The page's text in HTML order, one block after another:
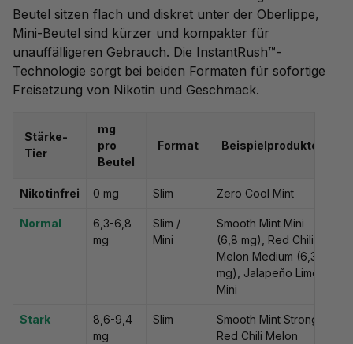
Beutel sitzen flach und diskret unter der Oberlippe,
Mini-Beutel sind kürzer und kompakter für
unauffälligeren Gebrauch. Die InstantRush™-
Technologie sorgt bei beiden Formaten für sofortige
Freisetzung von Nikotin und Geschmack.
Stärke-
Tier
mg
pro
Beutel
Format Beispielprodukte
Nikotinfrei 0 mg Slim Zero Cool Mint
Normal
6,3-6,8
mg
Slim /
Mini
Smooth Mint Mini
(6,8 mg), Red Chili
Melon Medium (6,3
mg), Jalapeño Lime
Mini
Stark
8,6-9,4
mg
Slim
Smooth Mint Strong,
Red Chili Melon